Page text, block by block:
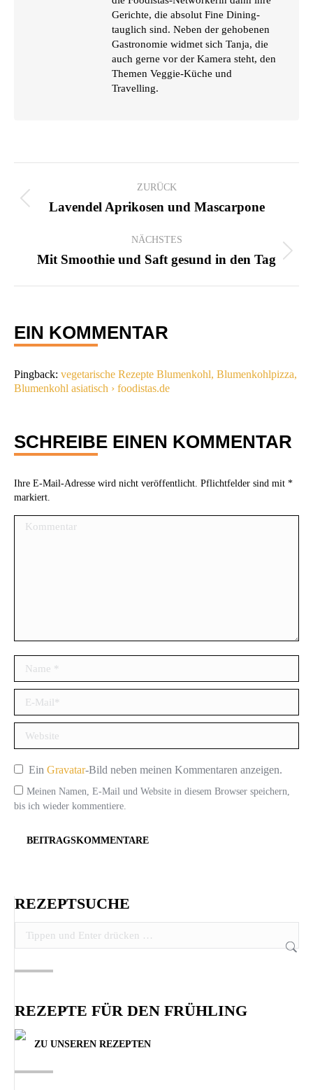
Gerichte, die absolut Fine Dining-
tauglich sind. Neben der gehobenen
Gastronomie widmet sich Tanja, die
auch gerne vor der Kamera steht, den
Themen Veggie-Küche und
Travelling.
ZURÜCK
Vorheriger
Lavendel Aprikosen und Mascarpone
NÄCHSTES
Nächster
Beitrag:
Mit Smoothie und Saft gesund in den Tag
EIN KOMMENTAR
Pingback: vegetarische Rezepte Blumenkohl, Blumenkohlpizza,
Blumenkohl asiatisch › foodistas.de
SCHREIBE EINEN KOMMENTAR
Ihre E-Mail-Adresse wird nicht veröffentlicht. Pflichtfelder sind mit *
markiert.
Kommentar
EinGravatar-Bild neben meinen Kommentaren anzeigen.
Meinen Namen, E-Mail und Website in diesem Browser speichern,
bis ich wieder kommentiere.
BEITRAGSKOMMENTARE
REZEPTSUCHE
REZEPTE FÜR DEN FRÜHLING
ZU UNSEREN REZEPTEN